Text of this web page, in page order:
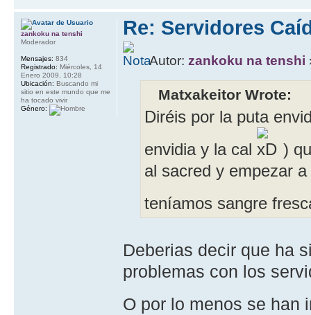
Re: Servidores
Autor:zankoku na tenshi
Matxakeitor Wrote:
Diréis por la puta
envidia y la cal
)
al sacred y empezar
teníamos sangre
Deberias decir que ha
problemas con los
O por lo menos se han
zankoku na tenshi
Moderador
Mensajes: 834
Registrado: Miércoles, 14
Enero 2009, 10:28
Ubicación: Buscando mi
sitio en este mundo que me
ha tocado vivir
Género: